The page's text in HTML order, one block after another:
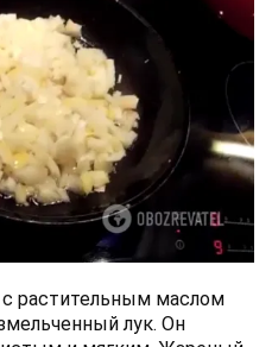
с растительным маслом
лук. Он